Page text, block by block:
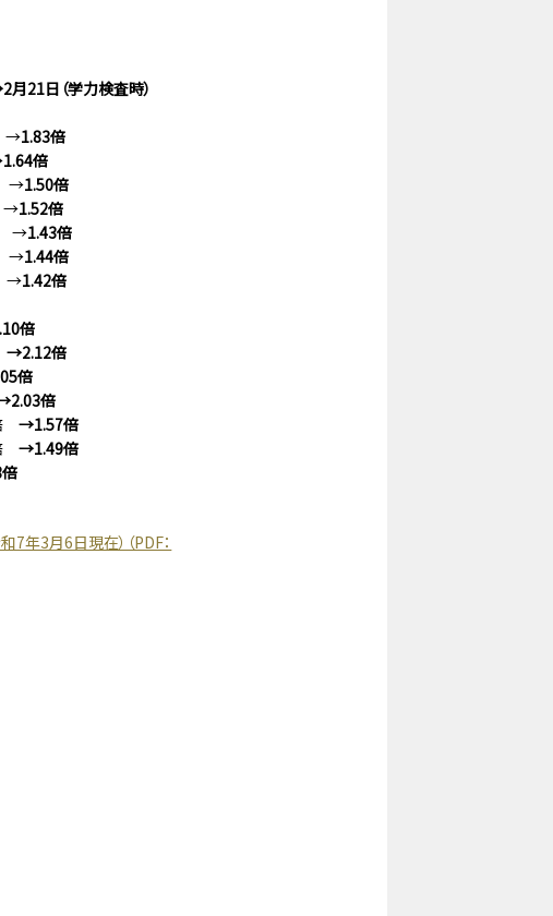
21日（学力検査時）
→1.83倍
1.64倍
→1.50倍
→1.52倍
→1.43倍
→1.44倍
→1.42倍
倍
→2.12倍
倍
倍
→1.57倍
→1.49倍
年3月6日現在）（PDF：